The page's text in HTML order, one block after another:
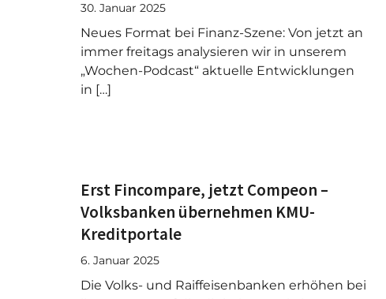
30. Januar 2025
Neues Format bei Finanz-Szene: Von jetzt an
immer freitags analysieren wir in unserem
„Wochen-Podcast“ aktuelle Entwicklungen
in […]
Erst Fincompare, jetzt Compeon –
Volksbanken übernehmen KMU-
Kreditportale
6. Januar 2025
Die Volks- und Raiffeisenbanken erhöhen bei